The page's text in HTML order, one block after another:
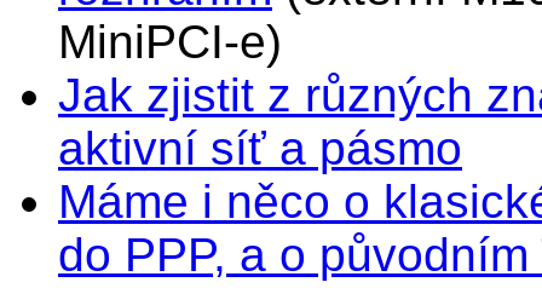
MiniPCI-e)
Jak zjistit z různých
aktivní síť a pásmo
Máme i něco o
do PPP, a o